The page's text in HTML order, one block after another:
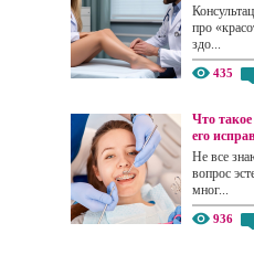
про
здо...
435
Что
его
Не все
вопрос
мног...
936